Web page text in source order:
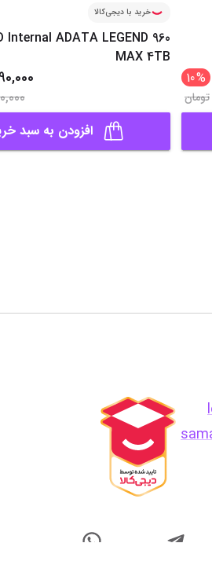
%
10
تومان
خرید با دیجی‌کالا
Internal ADATA LEGEND 960
MAX 4TB
افزودن به سبد